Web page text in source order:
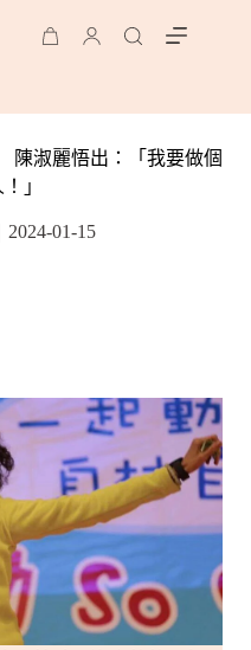
陳淑麗悟出：「我要做個
」
2024-01-15